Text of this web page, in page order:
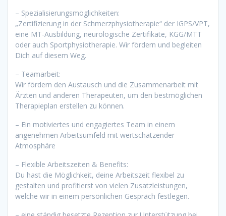
– Spezialisierungsmöglichkeiten:
„Zertifizierung in der Schmerzphysiotherapie“ der IGPS/VPT,
eine MT-Ausbildung, neurologische Zertifikate, KGG/MTT
oder auch Sportphysiotherapie. Wir fördern und begleiten
Dich auf diesem Weg.
– Teamarbeit:
Wir fördern den Austausch und die Zusammenarbeit mit
Ärzten und anderen Therapeuten, um den bestmöglichen
Therapieplan erstellen zu können.
– Ein motiviertes und engagiertes Team in einem
angenehmen Arbeitsumfeld mit wertschätzender
Atmosphäre
– Flexible Arbeitszeiten & Benefits:
Du hast die Möglichkeit, deine Arbeitszeit flexibel zu
gestalten und profitierst von vielen Zusatzleistungen,
welche wir in einem persönlichen Gespräch festlegen.